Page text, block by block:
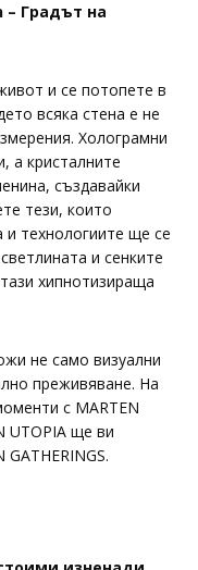
– Градът на
и се потопете в
всяка стена е не
Холограмни
а кристалните
създавайки
тези, които
и технологиите ще се
и сенките
хипнотизираща
не само визуални
преживяване. На
с MARTEN
UTOPIA ще ви